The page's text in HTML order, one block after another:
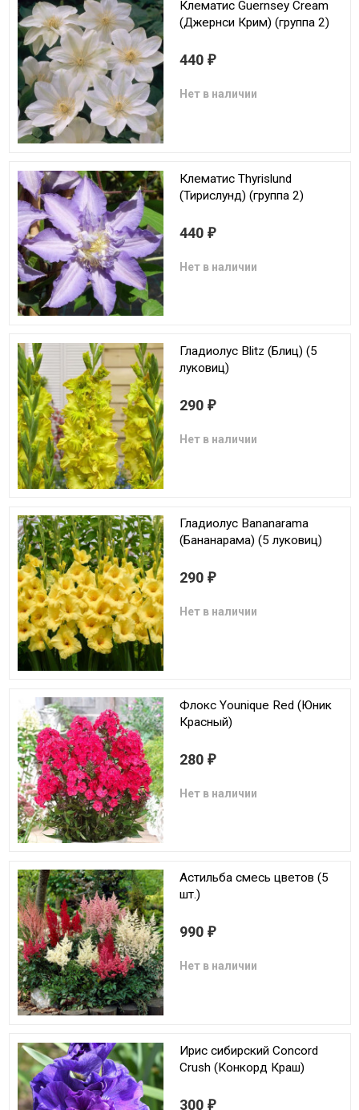
Клематис Guernsey Cream
(Джернси Крим) (группа 2)
440 ₽
Нет в наличии
Клематис Thyrislund
(Тирислунд) (группа 2)
440 ₽
Нет в наличии
Гладиолус Blitz (Блиц) (5
луковиц)
290 ₽
Нет в наличии
Гладиолус Bananarama
(Бананарама) (5 луковиц)
290 ₽
Нет в наличии
Флокс Younique Red (Юник
Красный)
280 ₽
Нет в наличии
Астильба смесь цветов (5
шт.)
990 ₽
Нет в наличии
Ирис сибирский Concord
Crush (Конкорд Краш)
300 ₽